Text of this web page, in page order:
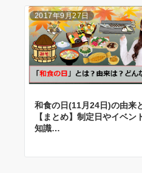
2017年9月27日
和食の日(11月24日)の由来
【まとめ】制定日やイベン
知識…